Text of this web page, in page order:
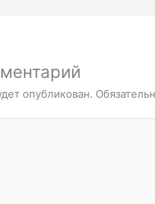
опубликован.